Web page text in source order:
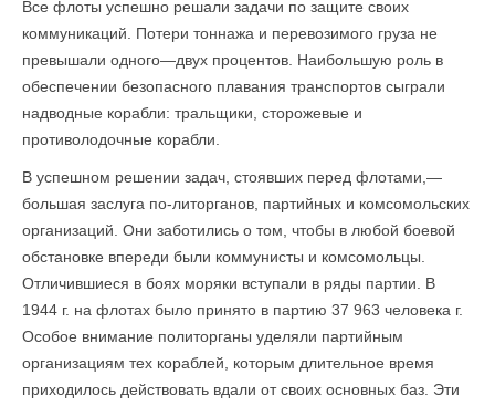
Все флоты успешно решали задачи по защите своих
коммуникаций. Потери тоннажа и перевозимого груза не
превышали одного—двух процентов. Наибольшую роль в
обеспечении безопасного плавания транспортов сыграли
надводные корабли: тральщики, сторожевые и
противолодочные корабли.
В успешном решении задач, стоявших перед флотами,—
большая заслуга по-литорганов, партийных и комсомольских
организаций. Они заботились о том, чтобы в любой боевой
обстановке впереди были коммунисты и комсомольцы.
Отличившиеся в боях моряки вступали в ряды партии. В
1944 г. на флотах было принято в партию 37 963 человека г.
Особое внимание политорганы уделяли партийным
организациям тех кораблей, которым длительное время
приходилось действовать вдали от своих основных баз. Эти